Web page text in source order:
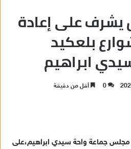
على إعادة
بلعكيد
ابراهيم
0 أقل من دقيقة
جماعة واحة سيدي ابراهيم،على